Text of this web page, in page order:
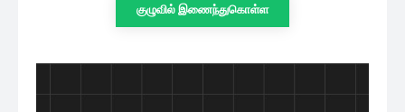
செய்தி சேவையினூடாக உடனுக்குடன்
குழுவில் இணைந்துகொள்ள